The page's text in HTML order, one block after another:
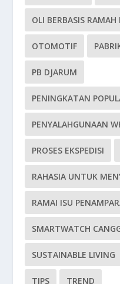
OLI BERBASIS
OTOMOTIF
PB DJARUM
PENINGKATAN
PENYALAHGUNAAN
PROSES EKSPEDISI
RAHASIA UNTUK
RAMAI ISU
SMARTWATCH
SUSTAINABLE LIVING
TIPS TREND